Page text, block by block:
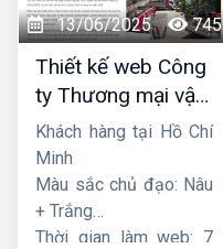
13/06/2025 745
Thiết kế web Công
ty Thương mại vận
tải Song Bằng
Khách hàng tại Hồ Chí
Minh
Màu sắc chủ đạo: Nâu
+ Trắng
Thời gian làm web: 7